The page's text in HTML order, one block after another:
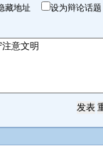
藏地址 设为辩论话题